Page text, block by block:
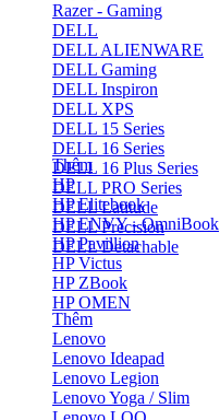
Razer - Gaming
DELL
DELL ALIENWARE
DELL Gaming
DELL Inspiron
DELL XPS
DELL 15 Series
DELL 16 Series
DELL 16 Plus Series
DELL PRO Series
DELL Latitude
DELL Precision
DELL Detachable
Thêm
HP
HP Elitebook
HP ENVY - OmniBook
HP Pavillion
HP Victus
HP ZBook
HP OMEN
Thêm
Lenovo
Lenovo Ideapad
Lenovo Legion
Lenovo Yoga / Slim